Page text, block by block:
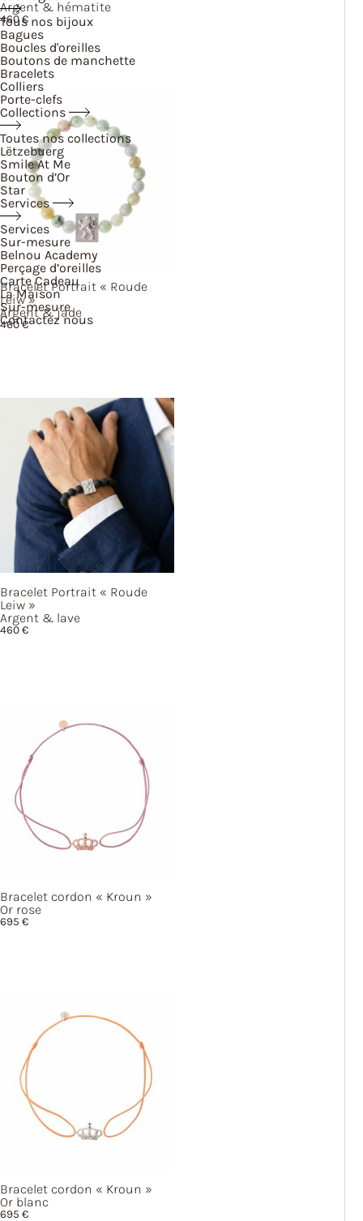
Tous nos bijoux
Bagues
Boucles d'oreilles
Boutons de manchette
Bracelets
Colliers
Porte-clefs
Collections
Toutes nos collections
Lëtzebuerg
Smile At Me
Bouton d’Or
Star
Services
Services
Sur-mesure
Belnou Academy
Perçage d’oreilles
Carte Cadeau
La Maison
Sur-mesure
Contactez nous
Argent & hématite
460€
Bracelet Portrait « Roude
Leiw »
Argent & jade
460€
Bracelet Portrait « Roude
Leiw »
Argent & lave
460€
Bracelet cordon « Kroun »
Or rose
695 €
Bracelet cordon « Kroun »
Or blanc
695 €